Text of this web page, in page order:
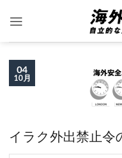
04
10月
イラク外出禁止令